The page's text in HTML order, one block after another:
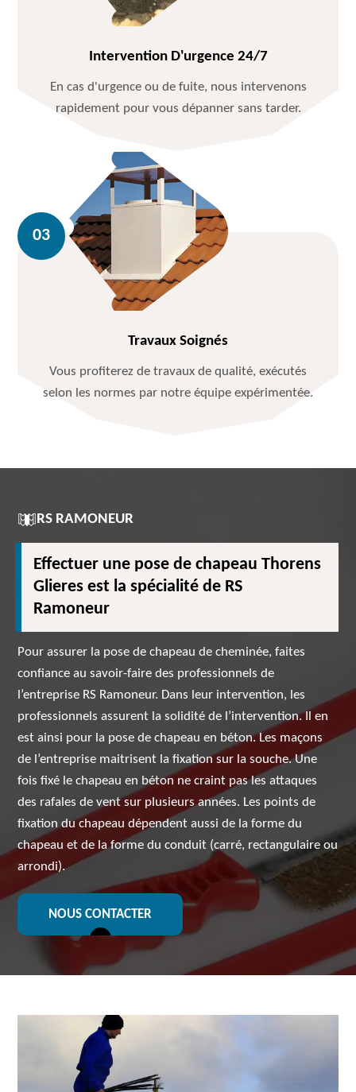
Intervention D'urgence 24/7
En cas d'urgence ou de fuite, nous intervenons
rapidement pour vous dépanner sans tarder.
Travaux Soignés
Vous profiterez de travaux de qualité, exécutés
selon les normes par notre équipe expérimentée.
RS RAMONEUR
Effectuer une pose de chapeau Thorens
Glieres est la spécialité de RS
Ramoneur
Pour assurer la pose de chapeau de cheminée, faites
confiance au savoir-faire des professionnels de
l’entreprise RS Ramoneur. Dans leur intervention, les
professionnels assurent la solidité de l’intervention. Il en
est ainsi pour la pose de chapeau en béton. Les maçons
de l’entreprise maitrisent la fixation sur la souche. Une
fois fixé le chapeau en béton ne craint pas les attaques
des rafales de vent sur plusieurs années. Les points de
fixation du chapeau dépendent aussi de la forme du
chapeau et de la forme du conduit (carré, rectangulaire ou
arrondi).
NOUS CONTACTER